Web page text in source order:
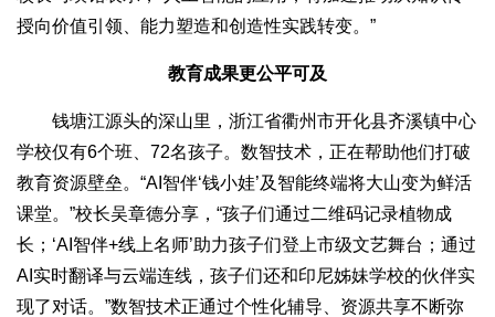
授向价值引领、能力塑造和创造性实践转变。”
教育成果更公平可及
钱塘江源头的深山里，浙江省衢州市开化县齐溪镇中心
学校仅有6个班、72名孩子。数智技术，正在帮助他们打破
教育资源壁垒。“AI智伴‘钱小娃’及智能终端将大山变为鲜活
课堂。”校长吴章德分享，“孩子们通过二维码记录植物成
长；‘AI智伴+线上名师’助力孩子们登上市级文艺舞台；通过
AI实时翻译与云端连线，孩子们还和印尼姊妹学校的伙伴实
现了对话。”数智技术正通过个性化辅导、资源共享不断弥